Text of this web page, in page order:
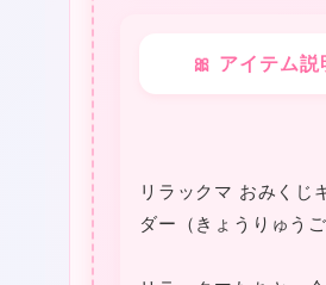
🎀 アイテム説
リラックマ おみくじ
ダー（きょうりゅうご
❤